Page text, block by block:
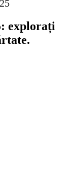
explorați